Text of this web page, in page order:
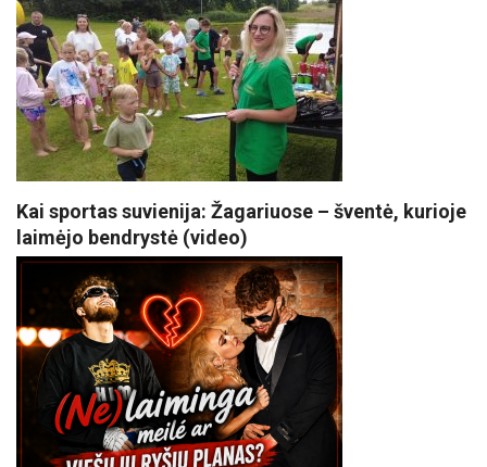
Kai sportas suvienija: Žagariuose – šventė, kurioje
laimėjo bendrystė (video)